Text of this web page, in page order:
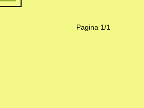
Pagina 1/1